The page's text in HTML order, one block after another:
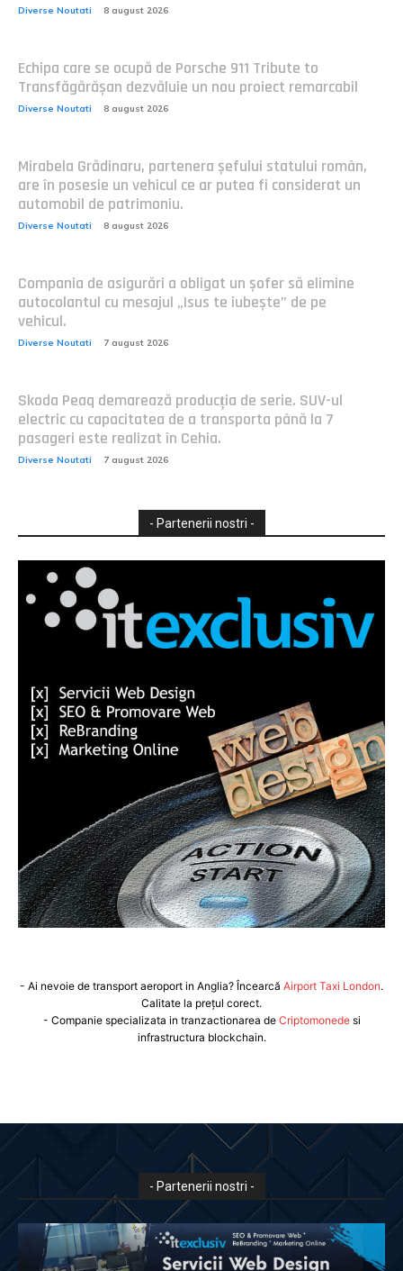
Diverse Noutati 8 august 2026
Echipa care se ocupă de Porsche 911 Tribute to
Transfăgărășan dezvăluie un nou proiect remarcabil
Diverse Noutati 8 august 2026
Mirabela Grădinaru, partenera șefului statului român,
are în posesie un vehicul ce ar putea fi considerat un
automobil de patrimoniu.
Diverse Noutati 8 august 2026
Compania de asigurări a obligat un șofer să elimine
autocolantul cu mesajul „Isus te iubește” de pe
vehicul.
Diverse Noutati 7 august 2026
Skoda Peaq demarează producția de serie. SUV-ul
electric cu capacitatea de a transporta până la 7
pasageri este realizat în Cehia.
Diverse Noutati 7 august 2026
- Partenerii nostri -
- Ai nevoie de transport aeroport in Anglia? Încearcă Airport Taxi London.
Calitate la prețul corect.
- Companie specializata in tranzactionarea de Criptomonedesi
infrastructura blockchain.
- Partenerii nostri -